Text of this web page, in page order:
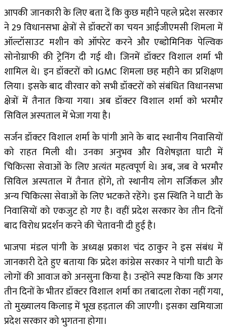
आपकी जानकारी के लिए बता दें कि कुछ महीने पहले प्रदेश सरकार
ने 29 विधानसभा क्षेत्रों से डॉक्टरों का चयन आईजीएमसी ​शिमला में
ऑल्टॉसाउट मशीन को ऑपरेट करने और एब्डोमिनिक पेल्विक
सोनोग्राफी की ट्रेनिंग दी गई थी। जिनमें डॉक्टर विशाल शर्मा भी
शामिल थे। इन डॉक्टरों को IGMC शिमला छह महीने का प्रशिक्षण
लिया। इसके बाद वीरवार को सभी डॉक्टरों को संबंधित विधानसभा
क्षेत्रों में तैनात किया गया। अब डॉक्टर विशाल शर्मा को भरमौर
सिविल अस्पताल में भेजा गया है।
सर्जन डॉक्टर विशाल शर्मा के पांगी आने के बाद स्थानीय निवासियों
को राहत मिली थी। उनका अनुभव और विशेषज्ञता घाटी में
चिकित्सा सेवाओं के लिए अत्यंत महत्वपूर्ण थे। अब, जब वे भरमौर
सिविल अस्पताल में तैनात होंगे, तो स्थानीय लोग सर्जिकल और
अन्य चिकित्सा सेवाओं के लिए भटकते रहेंगे। इस स्थिति ने घाटी के
निवासियों को एकजुट हो गए है। वहीं प्रदेश सरकार केा तीन दिनों
बाद विरोध प्रदर्शन करने की चेतावनी दी हुई है।
भाजपा मंडल पांगी के अध्यक्ष प्रकाश चंद ठाकुर ने इस संबंध में
जानकारी देते हुए बताया कि प्रदेश कांग्रेस सरकार ने पांगी घाटी के
लोगों की आवाज को अनसुना किया है। उन्होंने स्पष्ट किया कि अगर
तीन दिनों के भीतर डॉक्टर विशाल शर्मा का तबादला रोका नहीं गया,
तो मुख्यालय किलाड़ में भूख हड़ताल की जाएगी। इसका खमियाजा
प्रदेश सरकार को भुगतना होगा।